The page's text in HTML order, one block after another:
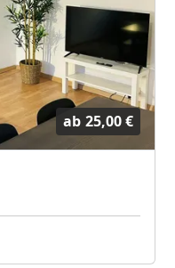
ab 25,00 €